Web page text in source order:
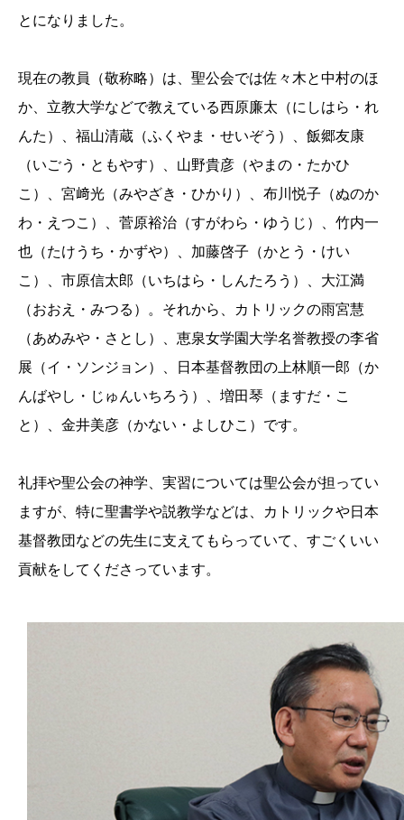
とになりました。
現在の教員（敬称略）は、聖公会では佐々木と中村のほ
か、立教大学などで教えている西原廉太（にしはら・れ
んた）、福山清蔵（ふくやま・せいぞう）、飯郷友康
（いごう・ともやす）、山野貴彦（やまの・たかひ
こ）、宮﨑光（みやざき・ひかり）、布川悦子（ぬのか
わ・えつこ）、菅原裕治（すがわら・ゆうじ）、竹内一
也（たけうち・かずや）、加藤啓子（かとう・けい
こ）、市原信太郎（いちはら・しんたろう）、大江満
（おおえ・みつる）。それから、カトリックの雨宮慧
（あめみや・さとし）、恵泉女学園大学名誉教授の李省
展（イ・ソンジョン）、日本基督教団の上林順一郎（か
んばやし・じゅんいちろう）、増田琴（ますだ・こ
と）、金井美彦（かない・よしひこ）です。
礼拝や聖公会の神学、実習については聖公会が担ってい
ますが、特に聖書学や説教学などは、カトリックや日本
基督教団などの先生に支えてもらっていて、すごくいい
貢献をしてくださっています。